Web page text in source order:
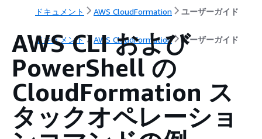
ドキュメント AWS CloudFormation ユーザーガイド
ドキュメント AWS CloudFormation ユーザーガイド
AWS CLI および
PowerShell の
CloudFormation ス
タックオペレーショ